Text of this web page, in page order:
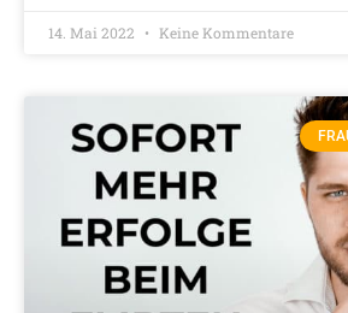
14. Mai 2022 Keine Kommentare